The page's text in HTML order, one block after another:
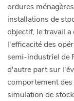
ordures
installations de
objectif, le travail
l'efficacité des
semi-industriel de
d'autre part sur
comportement
simulation de